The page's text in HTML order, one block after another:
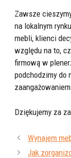
Zawsze
na lokalnym
mebli, klienci
względu na to,
firmową w
podchodzimy do
Dziękujemy za
Wynajem
Jak